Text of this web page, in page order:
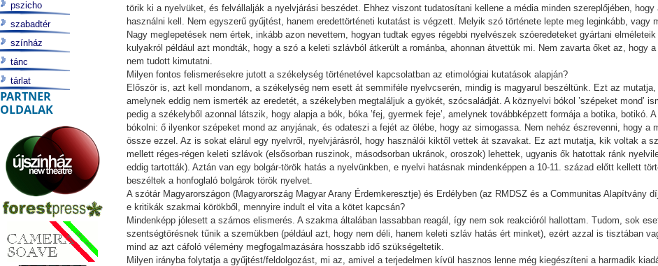
törik ki a nyelvüket, és felvállalják a nyelvjárási beszédet. Ehhez viszont tudatosítani kellene a média minden szereplőjében,
használni kell. Nem egyszerű gyűjtést, hanem eredettörténeti kutatást is végzett. Melyik szó története lepte meg leginkább, vagy
Nagy meglepetések nem értek, inkább azon nevettem, hogyan tudtak egyes régebbi nyelvészek szóeredeteket gyártani
kulyakról például azt mondták, hogy a szó a keleti szlávból átkerült a románba, ahonnan átvettük mi. Nem zavarta őket az, hogy
nem tudott kimutatni.
Milyen fontos felismerésekre jutott a székelység történetével kapcsolatban az etimológiai kutatások alapján?
Először is, azt kell mondanom, a székelység nem esett át semmiféle nyelvcserén, mindig is magyarul beszéltünk. Ezt az
amelynek eddig nem ismerték az eredetét, a székelyben megtaláljuk a gyökét, szócsaládját. A köznyelvi bókol ’szépeket mond’
pedig a székelyből azonnal látszik, hogy alapja a bók, bóka ’fej, gyermek feje’, amelynek továbbképzett formája a botika, botikó.
bókolni: ő ilyenkor szépeket mond az anyjának, és odateszi a fejét az ölébe, hogy az simogassa. Nem nehéz észrevenni, hogy a
össze ezzel. Az is sokat elárul egy nyelvről, nyelvjárásról, hogy használói kiktől vettek át szavakat. Ez azt mutatja, kik voltak a
mellett réges-régen keleti szlávok (elsősorban ruszinok, másodsorban ukránok, oroszok) lehettek, ugyanis ők hatottak ránk
eddig tartották). Aztán van egy bolgár-török hatás a nyelvünkben, e nyelvi hatásnak mindenképpen a 10-11. század előtt kellett
beszéltek a honfoglaló bolgárok török nyelvet.
A szótár Magyarországon (Magyarország Magyar Arany Érdemkeresztje) és Erdélyben (az RMDSZ és a Communitas Alapítvány
e kritikák szakmai körökből, mennyire indult el vita a kötet kapcsán?
Mindenképp jólesett a számos elismerés. A szakma általában lassabban reagál, így nem sok reakcióról hallottam. Tudom, sok
szentségtörésnek tűnik a szemükben (például azt, hogy nem déli, hanem keleti szláv hatás ért minket), ezért azzal is tisztában
mind az azt cáfoló vélemény megfogalmazására hosszabb idő szükségeltetik.
Milyen irányba folytatja a gyűjtést/feldolgozást, mi az, amivel a terjedelmen kívül hasznos lenne még kiegészíteni a harmadik
pszicho
szabadtér
színház
tánc
tárlat
PARTNER
OLDALAK